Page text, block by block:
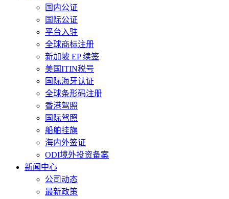
国内公证
国际公证
平台入驻
全球商标注册
新加坡 EP 续签
美国ITIN税号
国际海牙认证
全球条形码注册
香港驾照
国际驾照
船舶挂旗
海内外签证
ODI境外投资备案
新闻中心
公司动态
最新政策